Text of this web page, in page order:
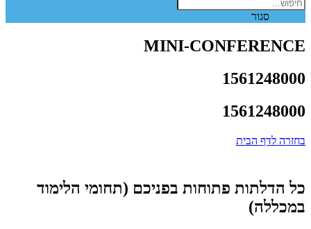
סגור
MINI-CONFERENCE
1561248000
1561248000
בחזרה לדף הבית
כל הדלתות פתוחות בפניכם (תחומי הלימוד
במכללה)